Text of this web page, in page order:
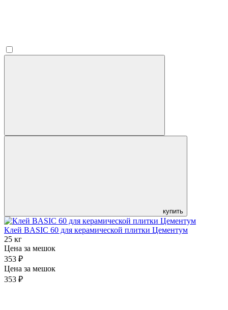
купить
Клей BASIC 60 для керамической плитки Цементум
25 кг
Цена за мешок
353 ₽
Цена за мешок
353 ₽